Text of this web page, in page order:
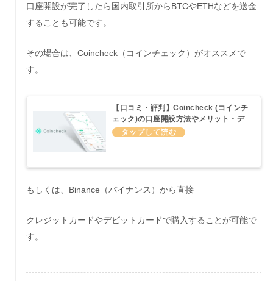
口座開設が完了したら国内取引所からBTCやETHなどを送金
することも可能です。
その場合は、Coincheck（コインチェック）がオススメで
す。
【口コミ・評判】Coincheck (コインチ
ェック)の口座開設方法やメリット・デ
メリットについてわかりやすくまとめて
もしくは、Binance（バイナンス）から直接
クレジットカードやデビットカードで購入することが可能で
す。